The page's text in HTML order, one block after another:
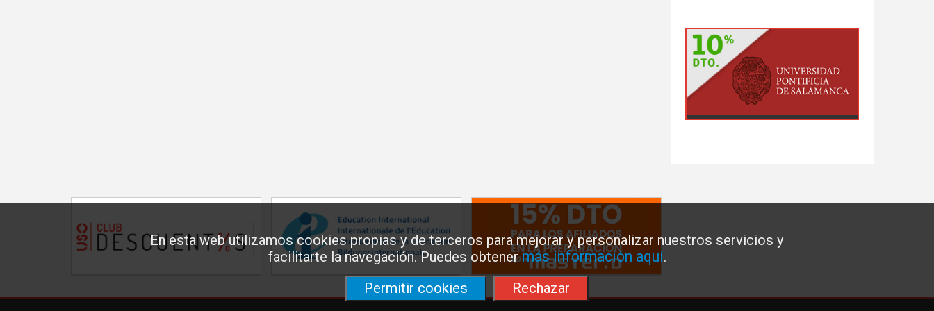
En esta web utilizamos cookies propias y de terceros para mejorar y personalizar nuestros servicios y
facilitarte la navegación. Puedes obtenermás información aquí.
Permitir cookies
Rechazar